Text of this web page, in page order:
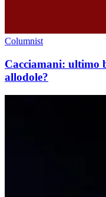
Columnist
Cacciamani: ultimo
allodole?